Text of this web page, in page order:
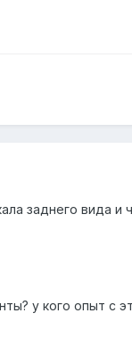
заднего вида и
у кого опыт с